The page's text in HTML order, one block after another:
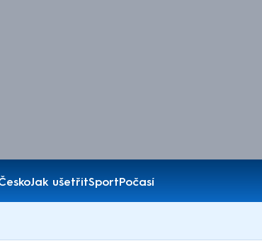
Jak ušetřitSportPočasí